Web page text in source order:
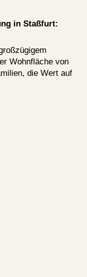
in Staßfurt:
Wohnfläche von
die Wert auf